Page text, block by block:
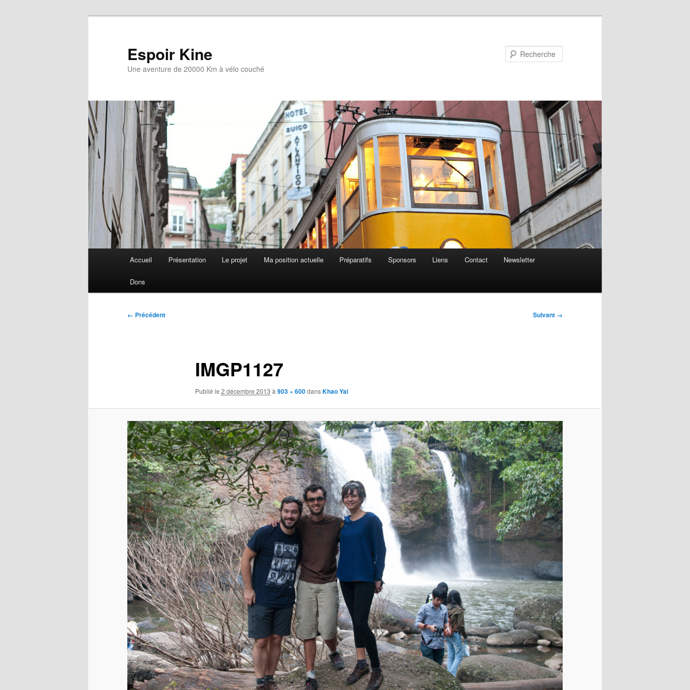
Espoir Kine
Une aventure de 20000 Km à vélo couché
Accueil Présentation Le projet Ma position actuelle Préparatifs Sponsors Liens Contact Newsletter
Dons
Navigation
← Précédent Suivant →
IMGP1127
Publié le 2 décembre 2013 à 903 × 600dansKhao Yai